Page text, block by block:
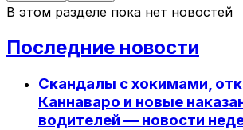
В этом разделе пока нет новостей
Последние новости
Скандалы с хокимами,
Каннаваро и новые
водителей — новости